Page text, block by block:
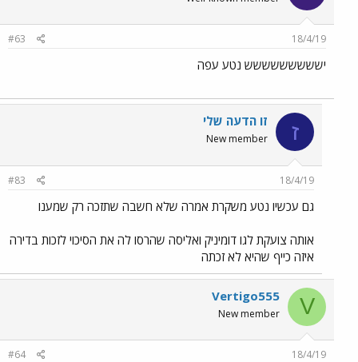
18/4/19
#63
יששששששששש נטע עפה
ז זו הדעה שלי
New member
18/4/19
#83
גם עכשיו נטע משקרת אמרה שלא חשבה שתזכה רק שמענו
אותה צועקת לגו דומיניק ואליסה שהרסו לה את הסיכוי לזכות בדירה
איזה כייף שהיא לא זכתה
V
Vertigo555
New member
18/4/19
#64